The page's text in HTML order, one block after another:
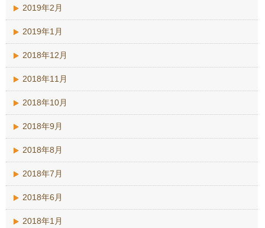
2019年2月
2019年1月
2018年12月
2018年11月
2018年10月
2018年9月
2018年8月
2018年7月
2018年6月
2018年1月